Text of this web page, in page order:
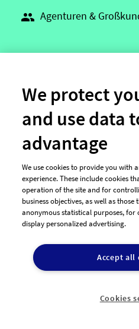
 Agenturen &
Weitere Angebote
Logo-Wettbewerb
Logo-Beispiele
Flyer-Beispiele
Visitenkarten-Beispiele
Agentur-Account
Markenanmeldung
Logo-Shop
Grafikdesigner in der Nähe
We protect
and use data
advantage
We use cookies to provide you with
experience. These include cookies
operation of the site and for
business objectives, as well as
anonymous statistical purposes, for
display personalized advertising.
Accept all
Cookies